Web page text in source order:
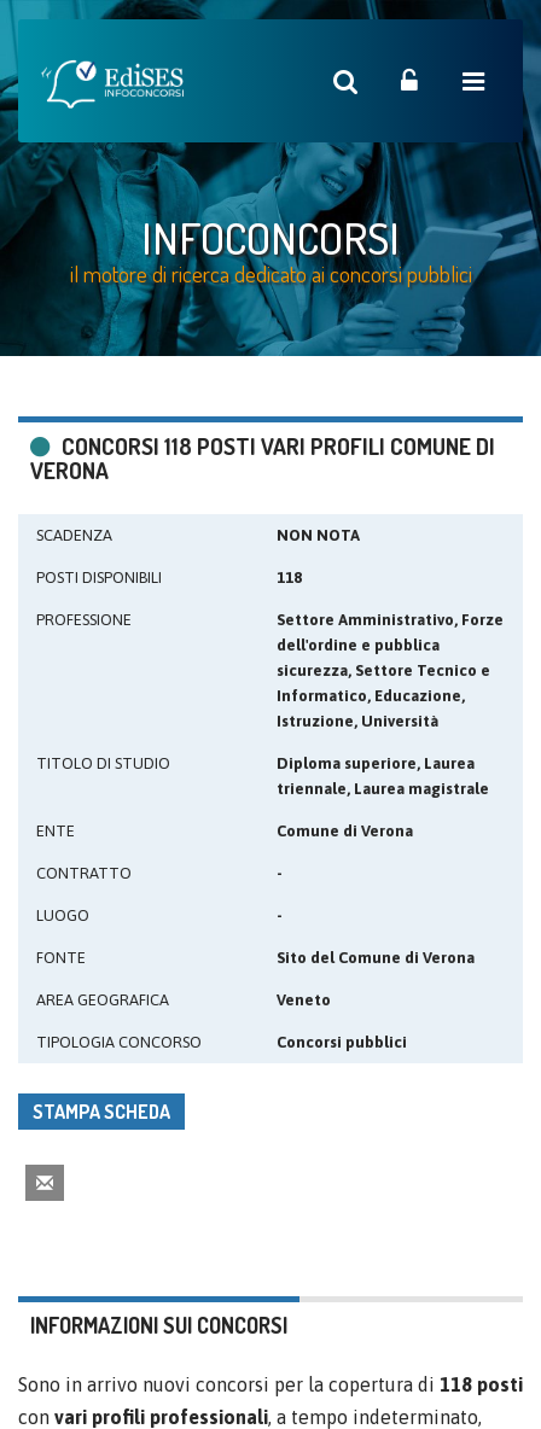
INFOCONCORSI
il motore di ricerca dedicato ai concorsi pubblici
CONCORSI 118 POSTI VARI PROFILI COMUNE DI
VERONA
SCADENZA NON NOTA
POSTI DISPONIBILI 118
PROFESSIONE
Settore Amministrativo, Forze
dell'ordine e pubblica
sicurezza, Settore Tecnico e
Informatico, Educazione,
Istruzione, Università
TITOLO DI STUDIO
Diploma superiore, Laurea
triennale, Laurea magistrale
ENTE Comune di Verona
CONTRATTO -
LUOGO -
FONTE Sito del Comune di Verona
AREA GEOGRAFICA Veneto
TIPOLOGIA CONCORSO Concorsi pubblici
STAMPA SCHEDA
INFORMAZIONI SUI CONCORSI
Sono in arrivo nuovi concorsi per la copertura di 118 posti
con vari profili professionali, a tempo indeterminato,